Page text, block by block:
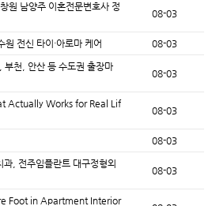
원 남양주 이혼전문변호사 정
08-03
원 전신 타이·아로마 케어 08-03
천, 안산 등 수도권 출장마
08-03
Actually Works for Real Lif
08-03
08-03
, 전주임플란트 대구정형외
08-03
Foot in Apartment Interior